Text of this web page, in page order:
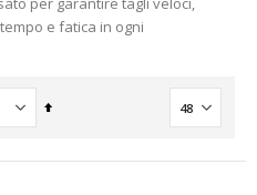
e fatica in ogni
Imposta